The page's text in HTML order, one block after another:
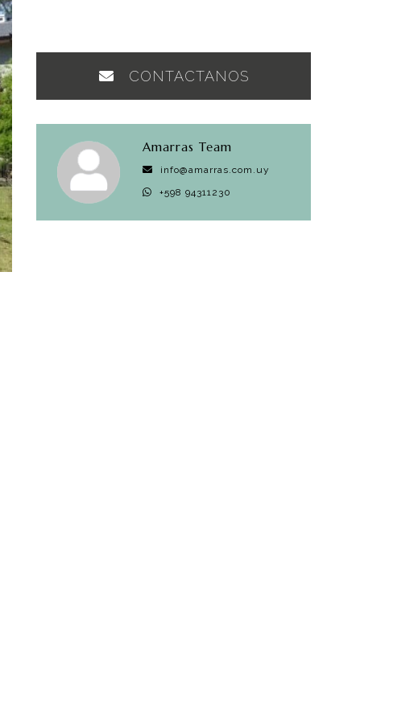
CONTACTANOS
Amarras Team
info@amarras.com.uy
+598 94311230